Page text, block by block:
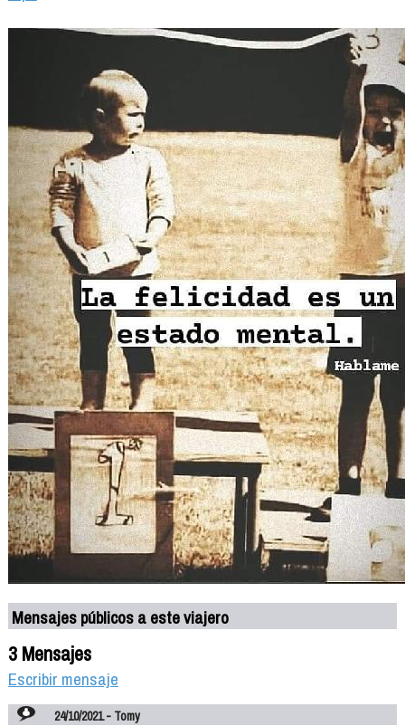
Mensajes públicos a este viajero
3 Mensajes
Escribir mensaje
24/10/2021 - Tomy